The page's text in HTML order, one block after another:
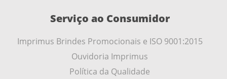
Serviço ao Consumidor
Imprimus Brindes Promocionais e ISO 9001:2015
Ouvidoria Imprimus
Política da Qualidade